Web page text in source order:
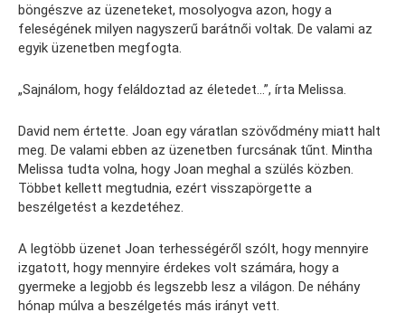
böngészve az üzeneteket, mosolyogva azon, hogy a
feleségének milyen nagyszerű barátnői voltak. De valami az
egyik üzenetben megfogta.
„Sajnálom, hogy feláldoztad az életedet…”, írta Melissa.
David nem értette. Joan egy váratlan szövődmény miatt halt
meg. De valami ebben az üzenetben furcsának tűnt. Mintha
Melissa tudta volna, hogy Joan meghal a szülés közben.
Többet kellett megtudnia, ezért visszapörgette a
beszélgetést a kezdetéhez.
A legtöbb üzenet Joan terhességéről szólt, hogy mennyire
izgatott, hogy mennyire érdekes volt számára, hogy a
gyermeke a legjobb és legszebb lesz a világon. De néhány
hónap múlva a beszélgetés más irányt vett.